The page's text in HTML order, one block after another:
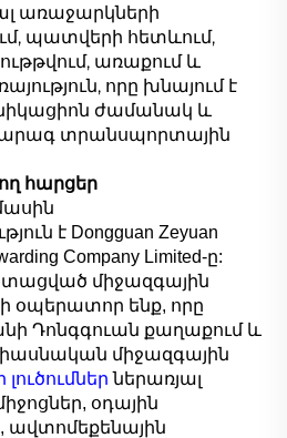
առաջարկների
պատվերի հետևում,
առաքում և
որը խնայում է
ժամանակ և
տրանսպորտային
հարցեր
է Dongguan Zeyuan
Company Limited-ը:
միջազգային
օպերատոր ենք, որը
Դոնգգուան քաղաքում և
միջազգային
ներառյալ
օդային